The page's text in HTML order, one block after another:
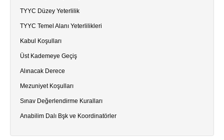
TYYC Düzey Yeterlilik
TYYC Temel Alanı Yeterlilikleri
Kabul Koşulları
Üst Kademeye Geçiş
Alınacak Derece
Mezuniyet Koşulları
Sınav Değerlendirme Kuralları
Anabilim Dalı Bşk ve Koordinatörler